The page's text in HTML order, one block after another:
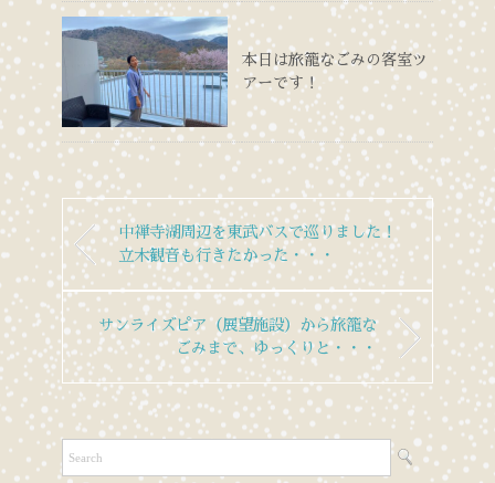
本日は旅籠なごみの客室ツ
アーです！
中禅寺湖周辺を東武バスで巡りました！
立木観音も行きたかった・・・
サンライズピア（展望施設）から旅籠な
ごみまで、ゆっくりと・・・